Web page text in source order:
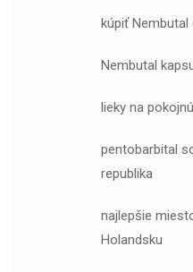
kúpiť Nembutal
Nembutal
lieky na
pentobarbital
republika
najlepšie
Holandsku